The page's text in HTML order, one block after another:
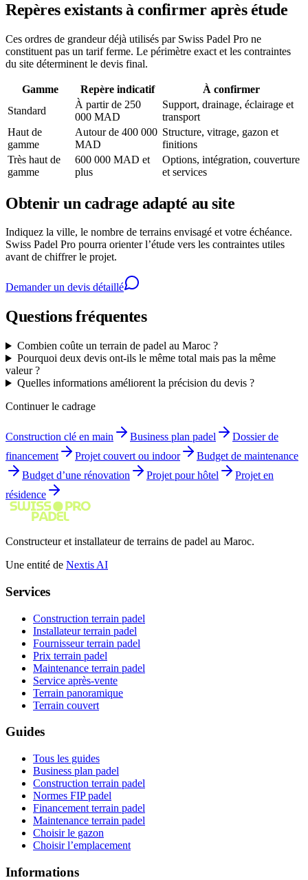
Repères existants à confirmer après étude
Ces ordres de grandeur déjà utilisés par Swiss Padel Pro ne
constituent pas un tarif ferme. Le périmètre exact et les contraintes
du site déterminent le devis final.
Gamme Repère indicatif
À confirmer
Standard
À partir de 250
000 MAD
Support, drainage, éclairage et
transport
Haut de
gamme
Autour de 400 000
MAD
Structure, vitrage, gazon et
finitions
Très haut de
gamme
600 000 MAD et
plus
Options, intégration, couverture
et services
Obtenir un cadrage adapté au site
Indiquez la ville, le nombre de terrains envisagé et votre échéance.
Swiss Padel Pro pourra orienter l’étude vers les contraintes utiles
avant de chiffrer le projet.
Demander un devis détaillé
Questions fréquentes
Combien coûte un terrain de padel au Maroc ?
Pourquoi deux devis ont-ils le même total mais pas la même
valeur ?
Quelles informations améliorent la précision du devis ?
Continuer le cadrage
Construction clé en main Business plan padel
Dossier de
financement
Projet couvert ou indoor
Budget de maintenance
Budget d’une rénovation
Projet pour hôtel
Projet en
résidence
Constructeur et installateur de terrains de padel au Maroc.
Une entité de Nextis AI
Services
Construction terrain padel
Installateur terrain padel
Fournisseur terrain padel
Prix terrain padel
Maintenance terrain padel
Service après-vente
Terrain panoramique
Terrain couvert
Guides
Tous les guides
Business plan padel
Construction terrain padel
Normes FIP padel
Financement terrain padel
Maintenance terrain padel
Choisir le gazon
Choisir l’emplacement
Informations